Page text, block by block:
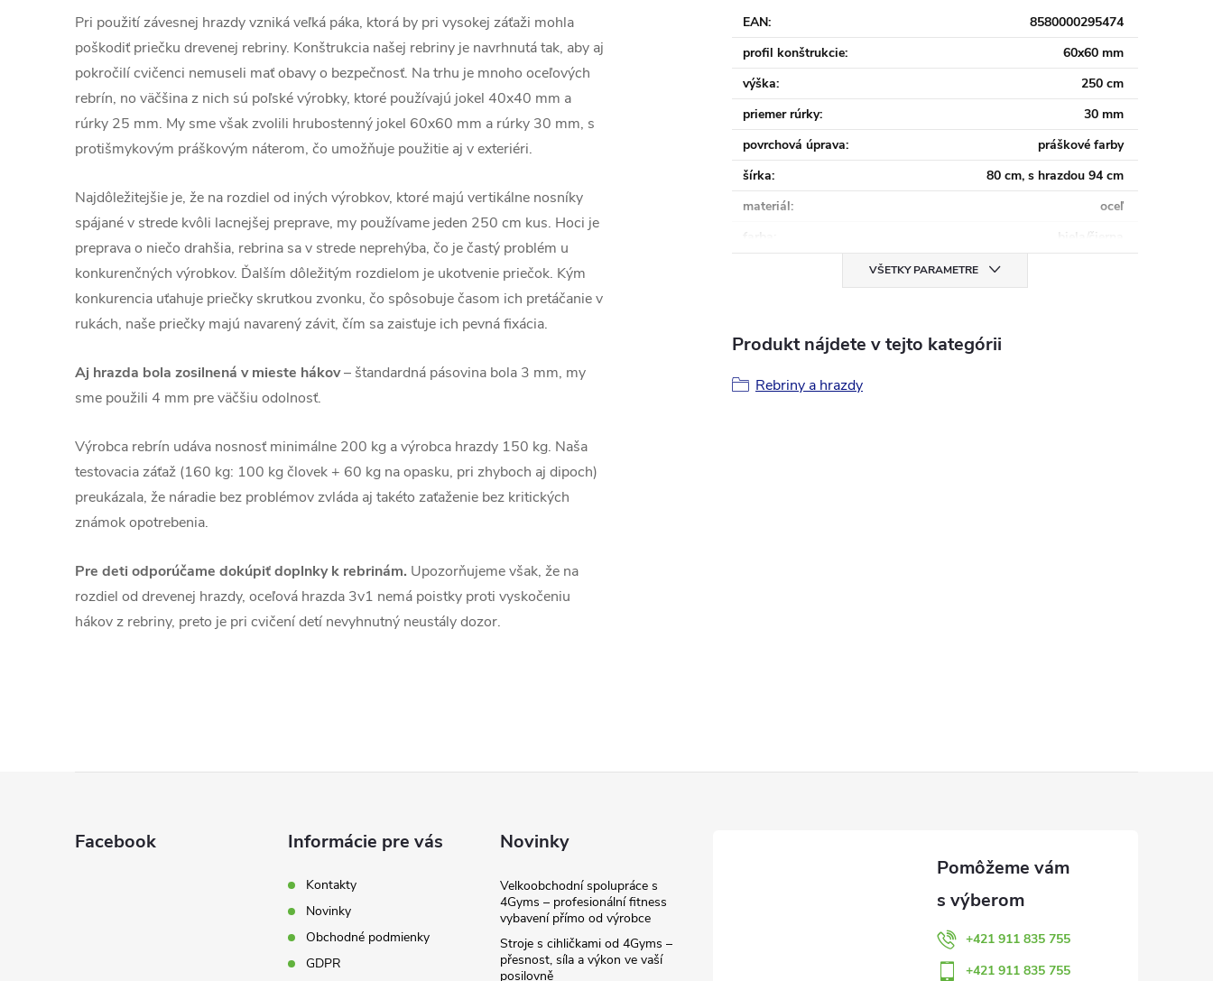
Pri použití závesnej hrazdy vzniká veľká páka, ktorá by pri vysokej záťaži mohla
poškodiť priečku drevenej rebriny. Konštrukcia našej rebriny je navrhnutá tak, aby aj
pokročilí cvičenci nemuseli mať obavy o bezpečnosť. Na trhu je mnoho oceľových
rebrín, no väčšina z nich sú poľské výrobky, ktoré používajú jokel 40x40 mm a
rúrky 25 mm. My sme však zvolili hrubostenný jokel 60x60 mm a rúrky 30 mm, s
protišmykovým práškovým náterom, čo umožňuje použitie aj v exteriéri.
Najdôležitejšie je, že na rozdiel od iných výrobkov, ktoré majú vertikálne nosníky
spájané v strede kvôli lacnejšej preprave, my používame jeden 250 cm kus. Hoci je
preprava o niečo drahšia, rebrina sa v strede neprehýba, čo je častý problém u
konkurenčných výrobkov. Ďalším dôležitým rozdielom je ukotvenie priečok. Kým
konkurencia uťahuje priečky skrutkou zvonku, čo spôsobuje časom ich pretáčanie v
rukách, naše priečky majú navarený závit, čím sa zaisťuje ich pevná fixácia.
Aj hrazda bola zosilnená v mieste hákov– štandardná pásovina bola 3 mm, my
sme použili 4 mm pre väčšiu odolnosť.
Výrobca rebrín udáva nosnosť minimálne 200 kg a výrobca hrazdy 150 kg. Naša
testovacia záťaž (160 kg: 100 kg človek + 60 kg na opasku, pri zhyboch aj dipoch)
preukázala, že náradie bez problémov zvláda aj takéto zaťaženie bez kritických
známok opotrebenia.
Pre deti odporúčame dokúpiť doplnky k rebrinám. Upozorňujeme však, že na
rozdiel od drevenej hrazdy, oceľová hrazda 3v1 nemá poistky proti vyskočeniu
hákov z rebriny, preto je pri cvičení detí nevyhnutný neustály dozor.
EAN:
8580000295474
profil konštrukcie:
60x60 mm
výška:
250 cm
priemer rúrky:
30 mm
povrchová úprava:
práškové farby
šírka:
80 cm, s hrazdou 94 cm
materiál:
oceľ
farba
biela/čierna
VŠETKY PARAMETRE
Produkt nájdete v tejto kategórii
Rebriny a hrazdy
Facebook Informácie pre vás
Kontakty
Novinky
Obchodné podmienky
GDPR
Novinky
Velkoobchodní spolupráce s
4Gyms – profesionální fitness
vybavení přímo od výrobce
Stroje s cihličkami od 4Gyms –
přesnost, síla a výkon ve vaší
posilovně
+421 911 835 755
+421 911 835 755